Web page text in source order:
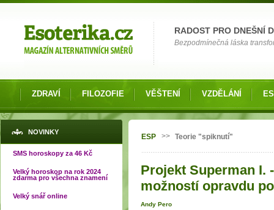
RADOST PRO DNEŠNÍ
Bezpodmínečná láska
ZDRAVÍ FILOZOFIE VĚŠTENÍ VZDĚLÁNÍ
NOVINKY
SMS horoskopy za 46 Kč
Velký horoskop na rok 2024
zdarma pro všechna znamení
Velký snář online
Jste zde
ESP >> Teorie "spiknutí"
Projekt Superman I.
možností opravdu
Andy Pero